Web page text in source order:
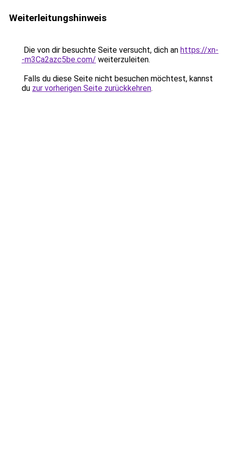
Weiterleitungshinweis
Die von dir besuchte Seite versucht, dich an https://xn-
-m3Ca2azc5be.com/ weiterzuleiten.
Falls du diese Seite nicht besuchen möchtest, kannst
du zur vorherigen Seite zurückkehren.